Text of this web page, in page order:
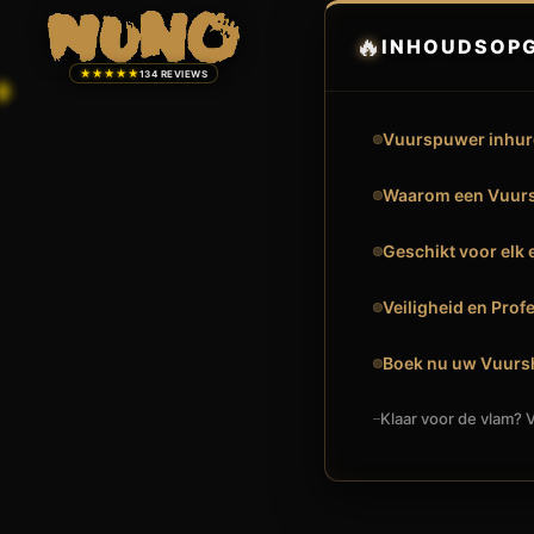
★★★★★134 REVIEWS
🔥
Vuurspuwer
Waarom een
Geschikt voor elk
Veiligheid en
Boek nu uw
Klaar voor de vlam?